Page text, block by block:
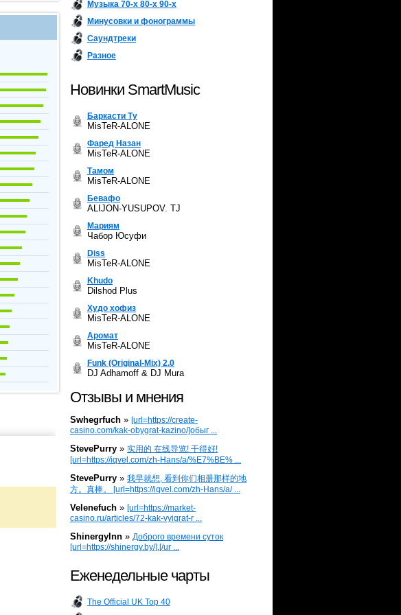
Музыка 70-х 80-х 90-х
Минусовки и фонограммы
Саундтреки
Разное
Новинки SmartMusic
Баркасти Ту
MisTeR-ALONE
Фаред Назан
MisTeR-ALONE
Тамом
MisTeR-ALONE
Бевафо
ALIJON-YUSUPOV. TJ
Мариям
Чабор Юсуфи
Diss
MisTeR-ALONE
Khudo
Dilshod Plus
Худо хофиз
MisTeR-ALONE
Аромат
MisTeR-ALONE
Funk (Original-Mix) 2.0
DJ Adhamoff & DJ Mura
Отзывы и мнения
Swhegrfuch » [url=https://create-
casino.com/kak-obygrat-kazino/]обыг ...
StevePurry » 实用的 在线导览! 干得好!
[url=https://iqvel.com/zh-Hans/a/%E7%BE% ...
StevePurry » 我早就想, 看到你们相册那样的地
方。真棒。 [url=https://iqvel.com/zh-Hans/a/ ...
Velenefuch » [url=https://market-
casino.ru/articles/72-kak-vyigrat-r ...
Shinergylnn » Доброго времени суток
[url=https://shinergy.by/].[/ur ...
Еженедельные чарты
The Official UK Top 40